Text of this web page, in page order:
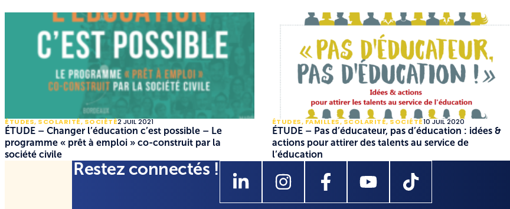
ÉTUDES,SCOLARITÉ,SOCIÉTÉ2 JUIL 2021
ÉTUDE – Changer l’éducation c’est possible – Le
programme « prêt à emploi » co-construit par la
société civile
ÉTUDES,FAMILLES,SCOLARITÉ,SOCIÉTÉ10 JUIL 2020
ÉTUDE – Pas d’éducateur, pas d’éducation : idées &
actions pour attirer des talents au service de
l’éducation
Restez connectés !